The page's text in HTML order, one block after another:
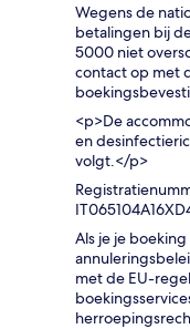
Wegens de
betalingen bij
5000 niet
contact op met
<p>De
en
volgt.</p>
Als je je
met de EU-